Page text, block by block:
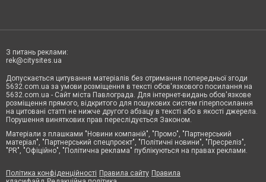
З питань реклами:
rek@citysites.ua
Допускається цитування матеріалів без отримання попередньої згоди
5632.com.ua за умови розміщення в тексті обов'язкового посилання на
5632.com.ua - Сайт міста Павлограда. Для інтернет-видань обов'язкове
розміщення прямого, відкритого для пошукових систем гіперпосилання
на цитовані статті не нижче другого абзацу в тексті або в якості джерела.
Порушення виняткових прав переслідується Законом.
Матеріали з плашками "Новини компаній", "Промо", "Партнерський
матеріал", "Партнерський спецпроєкт", "Політичні новини", "Пресреліз",
"PR", "Офіційно", "Політична реклама" публікуються на правах реклами.
Політика конфіденційності Правила сайту Правила